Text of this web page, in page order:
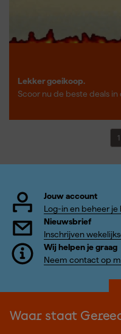
Lekker goeikoop.
Scoor nu de beste deals
1
Jouw account
Log-in en beheer
Nieuwsbrief
Inschrijven
Wij helpen je graag
Neem contact op
Waar staat